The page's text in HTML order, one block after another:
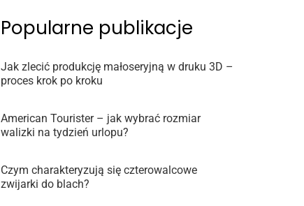
Popularne publikacje
Jak zlecić produkcję małoseryjną w druku 3D –
proces krok po kroku
American Tourister – jak wybrać rozmiar
walizki na tydzień urlopu?
Czym charakteryzują się czterowalcowe
zwijarki do blach?